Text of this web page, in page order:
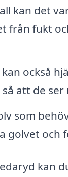
kan det
från fukt
också
att de ser
som
och
kan